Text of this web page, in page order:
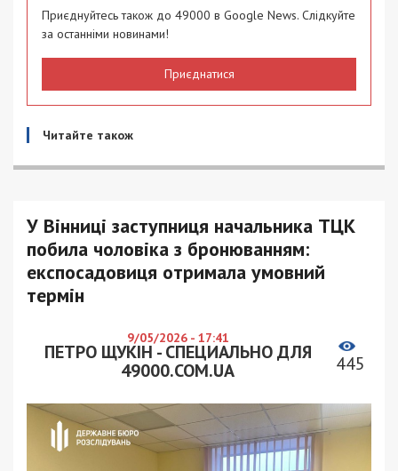
Приєднуйтесь також до 49000 в Google News. Слідкуйте
за останніми новинами!
Приєднатися
Читайте також
У Вінниці заступниця начальника ТЦК
побила чоловіка з бронюванням:
експосадовиця отримала умовний
термін
9/05/2026 - 17:41
ПЕТРО ЩУКІН - СПЕЦИАЛЬНО ДЛЯ
49000.COM.UA
445